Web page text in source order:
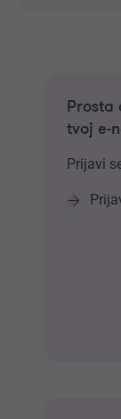
Prosta
tvoj e-
Prijavi